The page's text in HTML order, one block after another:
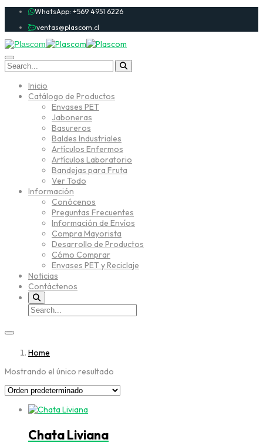
WhatsApp: +569 4951 6226
ventas@plascom.cl
Inicio
Catálogo de Productos
Envases PET
Jaboneras
Basureros
Baldes Industriales
Artículos Enfermos
Artículos Laboratorio
Bandejas para Fruta
Ver Todo
Información
Conócenos
Preguntas Frecuentes
Información de Envíos
Compra Mayorista
Desarrollo de Productos
Cómo Comprar
Envases PET y Reciclaje
Noticias
Contáctenos
Home
Mostrando el único resultado
Chata Liviana